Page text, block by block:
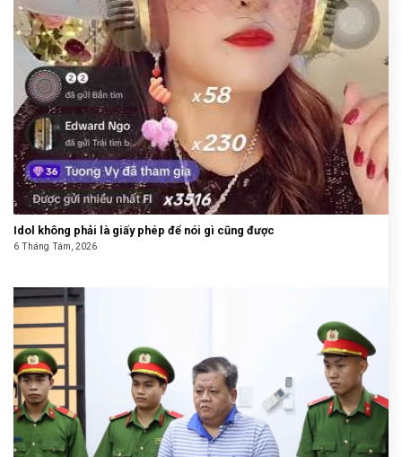
Idol không phải là giấy phép để nói gì cũng được
6 Tháng Tám, 2026